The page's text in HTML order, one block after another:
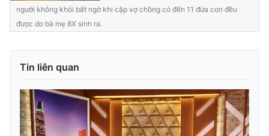
người không khỏi bất ngờ khi cặp vợ chồng có đến 11 đứa con đều
được do bà mẹ 8X sinh ra.
Tin liên quan